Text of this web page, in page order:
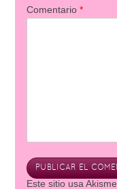
Comentario *
Este sitio usa